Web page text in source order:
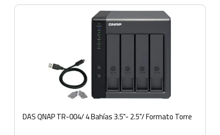
DAS QNAP TR-004/ 4 Bahías 3.5"- 2.5"/ Formato Torre